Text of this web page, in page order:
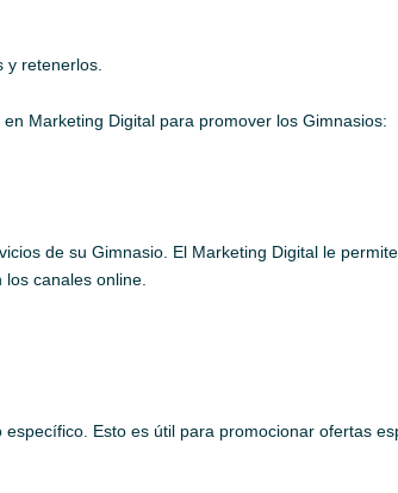
retenerlos.
Marketing Digital para promover los Gimnasios:
de su Gimnasio. El Marketing Digital le
canales online.
Esto es útil para promocionar ofertas